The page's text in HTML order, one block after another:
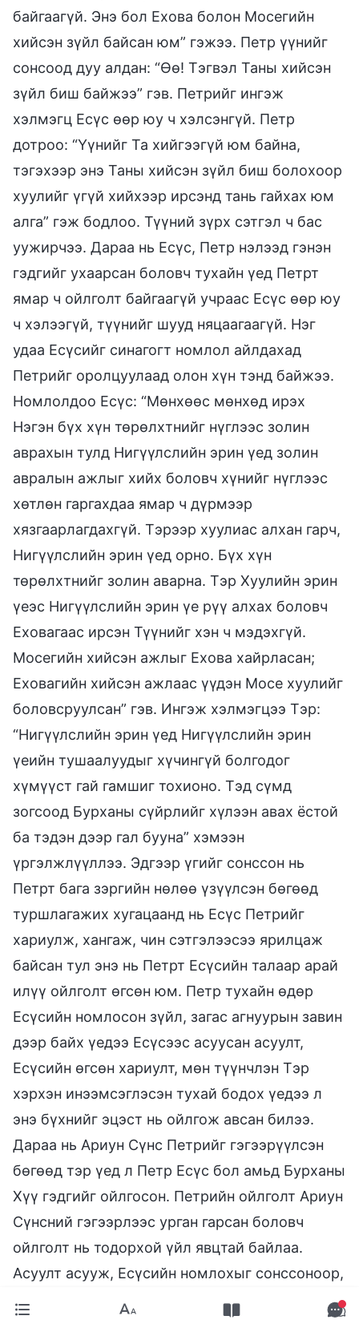
байгаагүй. Энэ бол Ехова болон Мосегийн
хийсэн зүйл байсан юм” гэжээ. Петр үүнийг
сонсоод дуу алдан: “Өө! Тэгвэл Таны хийсэн
зүйл биш байжээ” гэв. Петрийг ингэж
хэлмэгц Есүс өөр юу ч хэлсэнгүй. Петр
дотроо: “Үүнийг Та хийгээгүй юм байна,
тэгэхээр энэ Таны хийсэн зүйл биш болохоор
хуулийг үгүй хийхээр ирсэнд тань гайхах юм
алга” гэж бодлоо. Түүний зүрх сэтгэл ч бас
уужирчээ. Дараа нь Есүс, Петр нэлээд гэнэн
гэдгийг ухаарсан боловч тухайн үед Петрт
ямар ч ойлголт байгаагүй учраас Есүс өөр юу
ч хэлээгүй, түүнийг шууд няцаагаагүй. Нэг
удаа Есүсийг синагогт номлол айлдахад
Петрийг оролцуулаад олон хүн тэнд байжээ.
Номлолдоо Есүс: “Мөнхөөс мөнхөд ирэх
Нэгэн бүх хүн төрөлхтнийг нүглээс золин
аврахын тулд Нигүүлслийн эрин үед золин
авралын ажлыг хийх боловч хүнийг нүглээс
хөтлөн гаргахдаа ямар ч дүрмээр
хязгаарлагдахгүй. Тэрээр хуулиас алхан гарч,
Нигүүлслийн эрин үед орно. Бүх хүн
төрөлхтнийг золин аварна. Тэр Хуулийн эрин
үеэс Нигүүлслийн эрин үе рүү алхах боловч
Еховагаас ирсэн Түүнийг хэн ч мэдэхгүй.
Мосегийн хийсэн ажлыг Ехова хайрласан;
Еховагийн хийсэн ажлаас үүдэн Мосе хуулийг
боловсруулсан” гэв. Ингэж хэлмэгцээ Тэр:
“Нигүүлслийн эрин үед Нигүүлслийн эрин
үеийн тушаалуудыг хүчингүй болгодог
хүмүүст гай гамшиг тохионо. Тэд сүмд
зогсоод Бурханы сүйрлийг хүлээн авах ёстой
ба тэдэн дээр гал бууна” хэмээн
үргэлжлүүллээ. Эдгээр үгийг сонссон нь
Петрт бага зэргийн нөлөө үзүүлсэн бөгөөд
туршлагажих хугацаанд нь Есүс Петрийг
хариулж, хангаж, чин сэтгэлээсээ ярилцаж
байсан тул энэ нь Петрт Есүсийн талаар арай
илүү ойлголт өгсөн юм. Петр тухайн өдөр
Есүсийн номлосон зүйл, загас агнуурын завин
дээр байх үедээ Есүсээс асуусан асуулт,
Есүсийн өгсөн хариулт, мөн түүнчлэн Тэр
хэрхэн инээмсэглэсэн тухай бодох үедээ л
энэ бүхнийг эцэст нь ойлгож авсан билээ.
Дараа нь Ариун Сүнс Петрийг гэгээрүүлсэн
бөгөөд тэр үед л Петр Есүс бол амьд Бурханы
Хүү гэдгийг ойлгосон. Петрийн ойлголт Ариун
Сүнсний гэгээрлээс урган гарсан боловч
ойлголт нь тодорхой үйл явцтай байлаа.
Асуулт асууж, Есүсийн номлохыг сонссоноор,